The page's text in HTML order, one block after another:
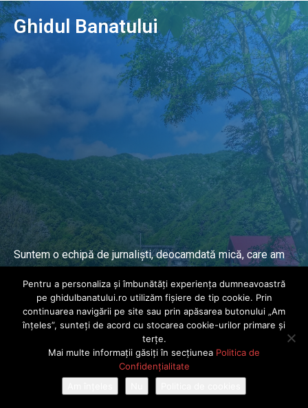
Ghidul Banatului
Suntem o echipă de jurnaliști, deocamdată mică, care am
ani.
© Ghidul Banatului 2025. Toate drepturile rezervate · Dezvoltat de
Power Media FX
Pentru a personaliza și îmbunătăți experiența dumneavoastră
pe ghidulbanatului.ro utilizăm fișiere de tip cookie. Prin
continuarea navigării pe site sau prin apăsarea butonului „Am
înțeles”, sunteți de acord cu stocarea cookie-urilor primare și
terțe.
Mai multe informații găsiți în secțiunea Politica de
Confidențialitate